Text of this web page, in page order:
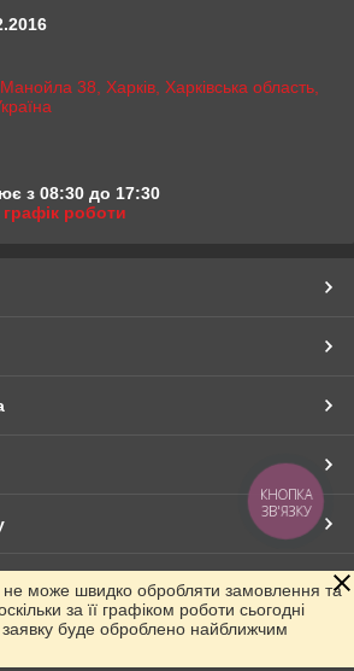
38, Харків, Харківська область,
з 08:30 до 17:30
роботи
Prom.ua
не може швидко обробляти замовлення та
за її графіком роботи сьогодні
буде оброблено найближчим
КНОПКА
ЗВ'ЯЗКУ